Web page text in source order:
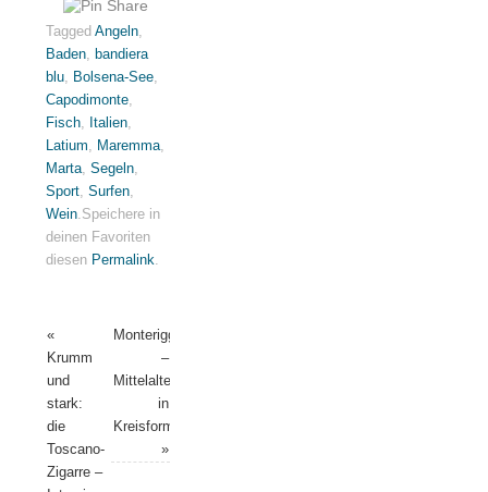
Tagged Angeln,
Baden, bandiera
blu, Bolsena-See,
Capodimonte,
Fisch, Italien,
Latium, Maremma,
Marta, Segeln,
Sport, Surfen,
Wein.Speichere in
deinen Favoriten
diesen Permalink.
«
Krumm
und
stark:
die
Toscano-
Zigarre –
Monteriggioni
–
Mittelalter
in
Kreisform
»